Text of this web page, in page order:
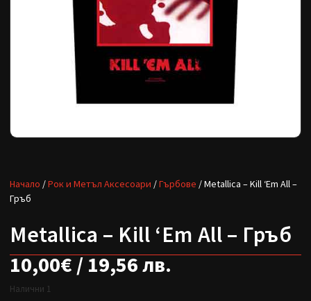
Начало /Рок и Метъл Аксесоари /Гърбове / Metallica – Kill ‘Em All –
Гръб
Metallica – Kill ‘Em All – Гръб
10,00€/ 19,56 лв.
Налични 1